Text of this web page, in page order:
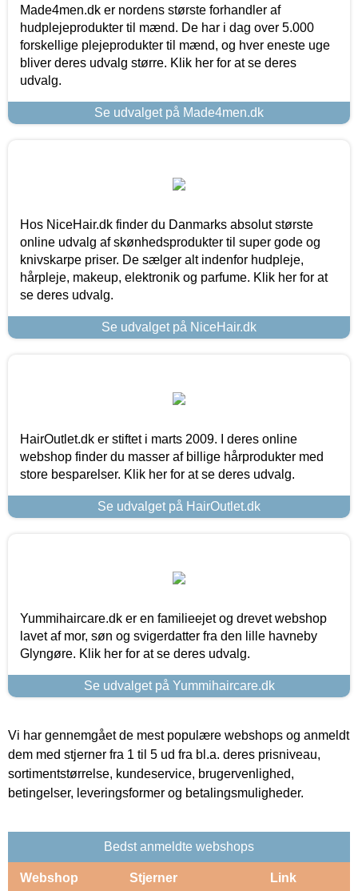
Made4men.dk er nordens største forhandler af
hudplejeprodukter til mænd. De har i dag over 5.000
forskellige plejeprodukter til mænd, og hver eneste uge
bliver deres udvalg større. Klik her for at se deres
udvalg.
Se udvalget på Made4men.dk
Hos NiceHair.dk finder du Danmarks absolut største
online udvalg af skønhedsprodukter til super gode og
knivskarpe priser. De sælger alt indenfor hudpleje,
hårpleje, makeup, elektronik og parfume. Klik her for at
se deres udvalg.
Se udvalget på NiceHair.dk
HairOutlet.dk er stiftet i marts 2009. I deres online
webshop finder du masser af billige hårprodukter med
store besparelser. Klik her for at se deres udvalg.
Se udvalget på HairOutlet.dk
Yummihaircare.dk er en familieejet og drevet webshop
lavet af mor, søn og svigerdatter fra den lille havneby
Glyngøre. Klik her for at se deres udvalg.
Se udvalget på Yummihaircare.dk
Vi har gennemgået de mest populære webshops og anmeldt
dem med stjerner fra 1 til 5 ud fra bl.a. deres prisniveau,
sortimentstørrelse, kundeservice, brugervenlighed,
betingelser, leveringsformer og betalingsmuligheder.
Bedst anmeldte webshops
Webshop Stjerner Link